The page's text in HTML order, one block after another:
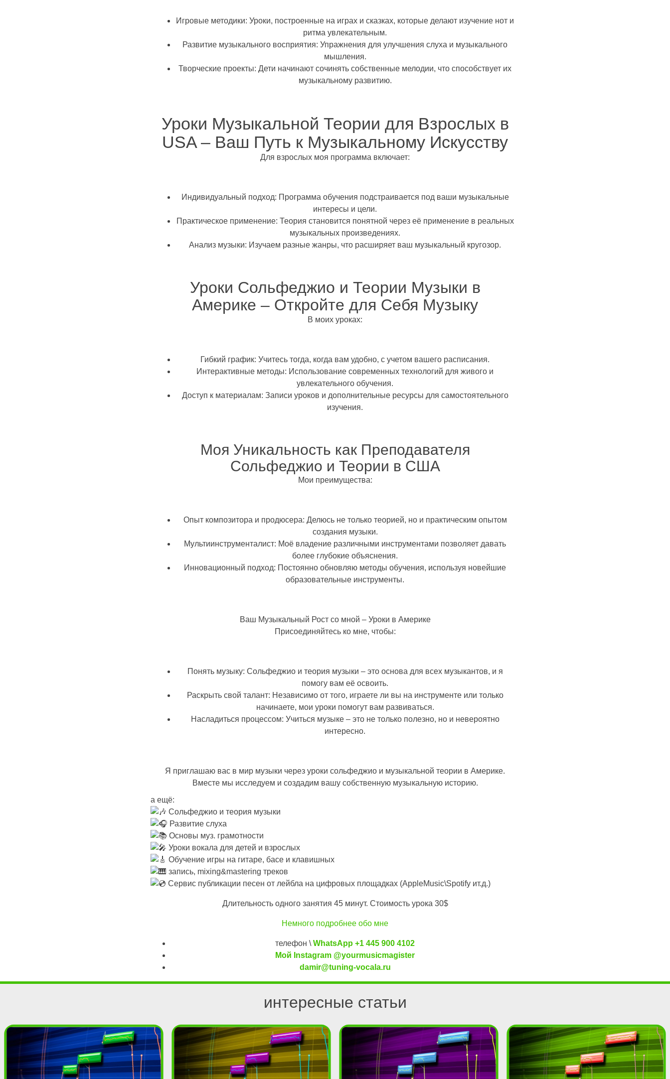
Игровые методики: Уроки, построенные на играх и сказках, которые делают изучение нот и
ритма увлекательным.
Развитие музыкального восприятия: Упражнения для улучшения слуха и музыкального
мышления.
Творческие проекты: Дети начинают сочинять собственные мелодии, что способствует их
музыкальному развитию.
Уроки Музыкальной Теории для Взрослых в
USA – Ваш Путь к Музыкальному Искусству
Для взрослых моя программа включает:
Индивидуальный подход: Программа обучения подстраивается под ваши музыкальные
интересы и цели.
Практическое применение: Теория становится понятной через её применение в реальных
музыкальных произведениях.
Анализ музыки: Изучаем разные жанры, что расширяет ваш музыкальный кругозор.
Уроки Сольфеджио и Теории Музыки в
Америке – Откройте для Себя Музыку
В моих уроках:
Гибкий график: Учитесь тогда, когда вам удобно, с учетом вашего расписания.
Интерактивные методы: Использование современных технологий для живого и
увлекательного обучения.
Доступ к материалам: Записи уроков и дополнительные ресурсы для самостоятельного
изучения.
Моя Уникальность как Преподавателя
Сольфеджио и Теории в США
Мои преимущества:
Опыт композитора и продюсера: Делюсь не только теорией, но и практическим опытом
создания музыки.
Мультиинструменталист: Моё владение различными инструментами позволяет давать
более глубокие объяснения.
Инновационный подход: Постоянно обновляю методы обучения, используя новейшие
образовательные инструменты.
Ваш Музыкальный Рост со мной – Уроки в Америке
Присоединяйтесь ко мне, чтобы:
Понять музыку: Сольфеджио и теория музыки – это основа для всех музыкантов, и я
помогу вам её освоить.
Раскрыть свой талант: Независимо от того, играете ли вы на инструменте или только
начинаете, мои уроки помогут вам развиваться.
Насладиться процессом: Учиться музыке – это не только полезно, но и невероятно
интересно.
Я приглашаю вас в мир музыки через уроки сольфеджио и музыкальной теории в Америке.
Вместе мы исследуем и создадим вашу собственную музыкальную историю.
а ещё:
Сольфеджио и теория музыки
Развитие слуха
Основы муз. грамотности
Уроки вокала для детей и взрослых
Обучение игры на гитаре, басе и клавишных
запись, mixing&mastering треков
Сервис публикации песен от лейбла на цифровых площадках (AppleMusic\Spotify ит.д.)
Длительность одного занятия 45 минут. Стоимость урока 30$
Немного подробнее обо мне
телефон \ WhatsApp +1 445 900 4102
Мой Instagram @yourmusicmagister
damir@tuning-vocala.ru
интересные статьи